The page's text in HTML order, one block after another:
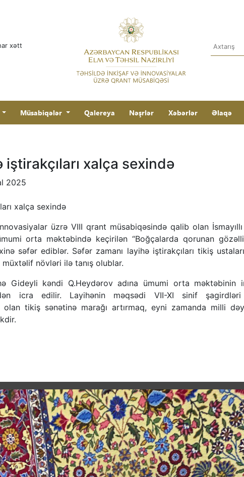
xətt
Müsabiqələr Qalereya Nəşrlər Xəbərlər Əlaqə
xalça sexində
2025
xalça sexində
üzrə VIII qrant müsabiqəsində qalib olan
orta məktəbində keçirilən “Boğçalarda qorunan
səfər ediblər. Səfər zamanı layihə iştirakçıları tikiş
növləri ilə tanış olublar.
Gideyli kəndi Q.Heydərov adına ümumi orta məktəbinin
icra edilir. Layihənin məqsədi VII-XI sinif
tikiş sənətinə marağı artırmaq, eyni zamanda milli